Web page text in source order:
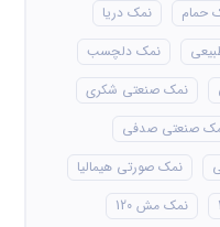
حمام
نمک دریا
نمک دلچسب
نمک صنعتی شکری
صنعتی صدفی
نمک صورتی هیمالیا
نمک مش 120